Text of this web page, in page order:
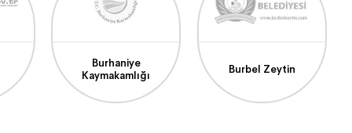
Burhaniye
Kaymakamlığı
Burbel Zeytin